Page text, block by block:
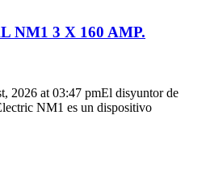
NM1 3 X 160 AMP.
2026 at 03:47 pmEl disyuntor de
NM1 es un dispositivo